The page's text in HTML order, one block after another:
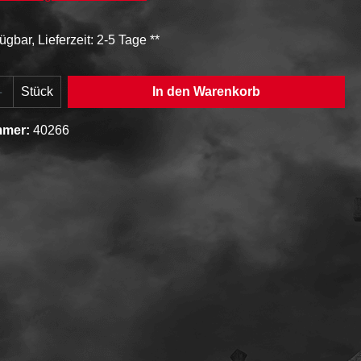
Lieferzeit: 2-5 Tage **
Anzahl: Gib den gewünschten Wert ein
Stück In den Warenkorb
40266